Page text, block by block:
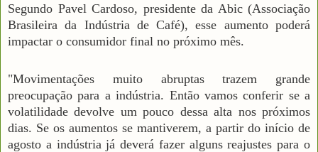
Segundo Pavel Cardoso, presidente da Abic (Associação
Brasileira da Indústria de Café), esse aumento poderá
impactar o consumidor final no próximo mês.
"Movimentações muito abruptas trazem grande
preocupação para a indústria. Então vamos conferir se a
volatilidade devolve um pouco dessa alta nos próximos
dias. Se os aumentos se mantiverem, a partir do início de
agosto a indústria já deverá fazer alguns reajustes para o